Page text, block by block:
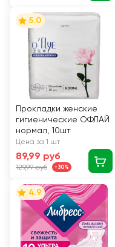
5.0
Прокладки женские
гигиенические ОФЛАЙ
нормал, 10шт
Цена за 1 шт
89,99 руб
129,99 руб -30%
4.9